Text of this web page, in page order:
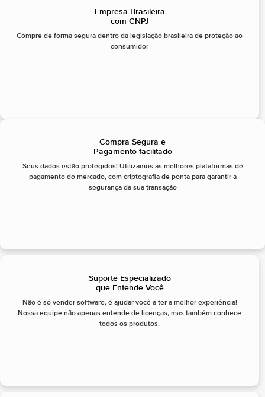
Empresa Brasileira
com CNPJ
Compre de forma segura dentro da legislação brasileira de proteção ao
consumidor
Compra Segura e
Pagamento facilitado
Seus dados estão protegidos! Utilizamos as melhores plataformas de
pagamento do mercado, com criptografia de ponta para garantir a
segurança da sua transação
Suporte Especializado
que Entende Você
Não é só vender software, é ajudar você a ter a melhor experiência!
Nossa equipe não apenas entende de licenças, mas também conhece
todos os produtos.